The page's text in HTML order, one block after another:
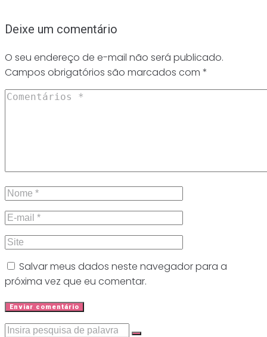
Deixe um comentário
O seu endereço de e-mail não será publicado.
Campos obrigatórios são marcados com *
Salvar meus dados neste navegador para a
próxima vez que eu comentar.
Procurar: